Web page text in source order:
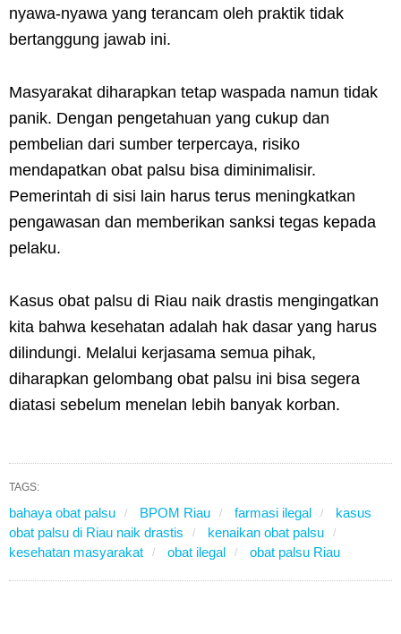
nyawa-nyawa yang terancam oleh praktik tidak
bertanggung jawab ini.
Masyarakat diharapkan tetap waspada namun tidak
panik. Dengan pengetahuan yang cukup dan
pembelian dari sumber terpercaya, risiko
mendapatkan obat palsu bisa diminimalisir.
Pemerintah di sisi lain harus terus meningkatkan
pengawasan dan memberikan sanksi tegas kepada
pelaku.
Kasus obat palsu di Riau naik drastis mengingatkan
kita bahwa kesehatan adalah hak dasar yang harus
dilindungi. Melalui kerjasama semua pihak,
diharapkan gelombang obat palsu ini bisa segera
diatasi sebelum menelan lebih banyak korban.
TAGS:
bahaya obat palsu BPOM Riau farmasi ilegal
kasus
obat palsu di Riau naik drastis
kenaikan obat palsu
kesehatan masyarakat
obat ilegal obat palsu Riau